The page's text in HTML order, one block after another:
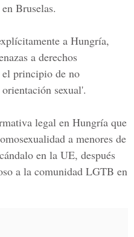
Bruselas.
a Hungría,
a derechos
principio de no
sexual'.
legal en Hungría que
a menores de
en la UE, después
a la comunidad LGTB en